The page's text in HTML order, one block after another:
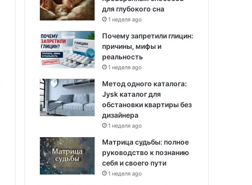
для глубокого сна
1 неделя ago
Почему запретили глицин:
причины, мифы и
реальность
1 неделя ago
Метод одного каталога:
Jysk каталог для
обстановки квартиры без
дизайнера
1 неделя ago
Матрица судьбы: полное
руководство к познанию
себя и своего пути
1 неделя ago